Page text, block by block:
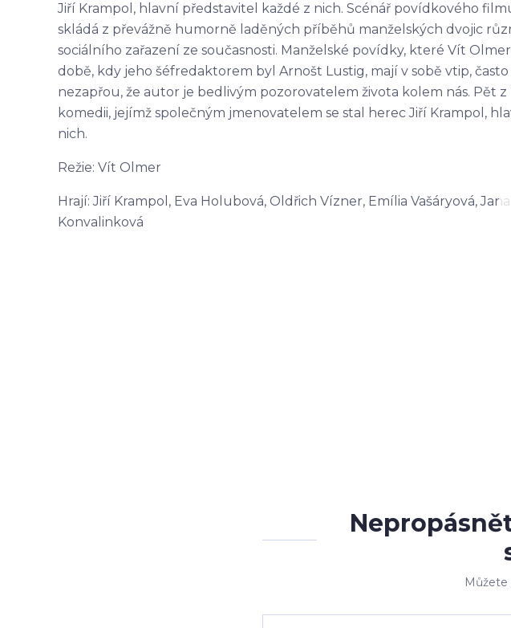
Jiří Krampol, hlavní představitel každé z nich. Scénář povídkového
skládá z převážně humorně laděných příběhů manželských dvojic
sociálního zařazení ze současnosti. Manželské povídky, které Vít
době, kdy jeho šéfredaktorem byl Arnošt Lustig, mají v sobě vtip,
nezapřou, že autor je bedlivým pozorovatelem života kolem nás. Pět
komedii, jejímž společným jmenovatelem se stal herec Jiří Krampol,
nich.
Režie: Vít Olmer
Hrají: Jiří Krampol, Eva Holubová, Oldřich Vízner, Emília Vašáryová,
Konvalinková
Můžete